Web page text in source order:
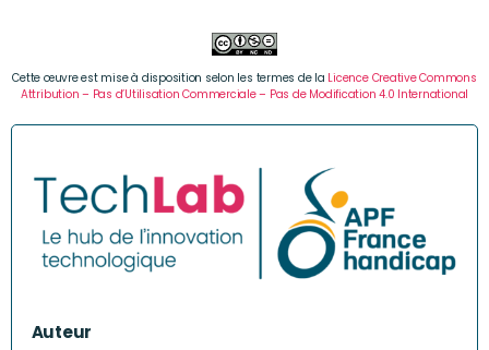
Cette œuvre est mise à disposition selon les termes de la Licence Creative Commons
Attribution – Pas d’Utilisation Commerciale – Pas de Modification 4.0 International
Auteur